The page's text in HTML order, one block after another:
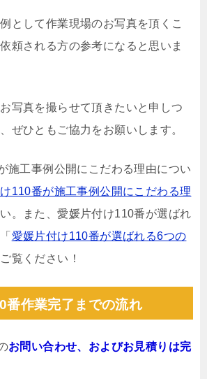
として作業現場のお写真を頂くこ
頼される方の参考になると思いま
写真を撮らせて頂きたいと申しつ
ぜひともご協力をお願いします。
施工事例公開にこだわる理由につい
110番が施工事例公開にこだわる理
。また、愛媛片付け110番が選ばれ
愛媛片付け110番が選ばれる6つの
覧ください！
番作業完了までの流れ
お問い合わせ、およびお見積りは完